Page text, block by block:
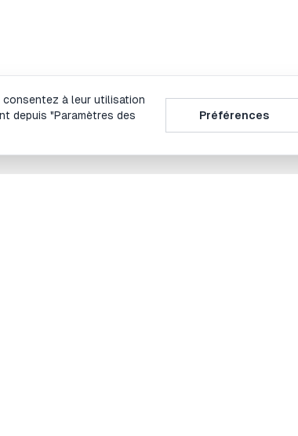
à leur utilisation
depuis "Paramètres des
Préférences